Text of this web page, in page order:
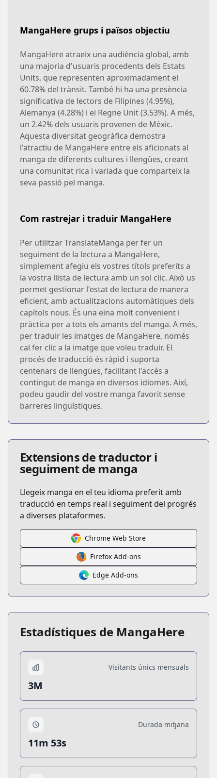
MangaHere grups i països objectiu
MangaHere atraeix una audiència global, amb
una majoria d'usuaris procedents dels Estats
Units, que representen aproximadament el
60.78% del trànsit. També hi ha una presència
significativa de lectors de Filipines (4.95%),
Alemanya (4.28%) i el Regne Unit (3.53%). A més,
un 2.42% dels usuaris provenen de Mèxic.
Aquesta diversitat geogràfica demostra
l'atractiu de MangaHere entre els aficionats al
manga de diferents cultures i llengües, creant
una comunitat rica i variada que comparteix la
seva passió pel manga.
Com rastrejar i traduir MangaHere
Per utilitzar TranslateManga per fer un
seguiment de la lectura a MangaHere,
simplement afegiu els vostres títols preferits a
la vostra llista de lectura amb un sol clic. Això us
permet gestionar l'estat de lectura de manera
eficient, amb actualitzacions automàtiques dels
capítols nous. És una eina molt convenient i
pràctica per a tots els amants del manga. A més,
per traduir les imatges de MangaHere, només
cal fer clic a la imatge que voleu traduir. El
procés de traducció és ràpid i suporta
centenars de llengües, facilitant l'accés a
contingut de manga en diversos idiomes. Així,
podeu gaudir del vostre manga favorit sense
barreres lingüístiques.
Extensions de traductor i
seguiment de manga
Llegeix manga en el teu idioma preferit amb
traducció en temps real i seguiment del progrés
a diverses plataformes.
Chrome Web Store
Firefox Add-ons
Edge Add-ons
Estadístiques de MangaHere
Visitants únics mensuals
3M
Durada mitjana
11m 53s